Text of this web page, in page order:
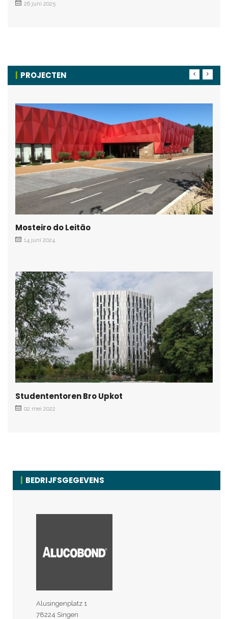
26 juni 2025
PROJECTEN
Mosteiro do Leitão
14 juni 2024
Studententoren Bro Upkot
02 mei 2022
BEDRIJFSGEGEVENS
Alusingenplatz 1
78224 Singen